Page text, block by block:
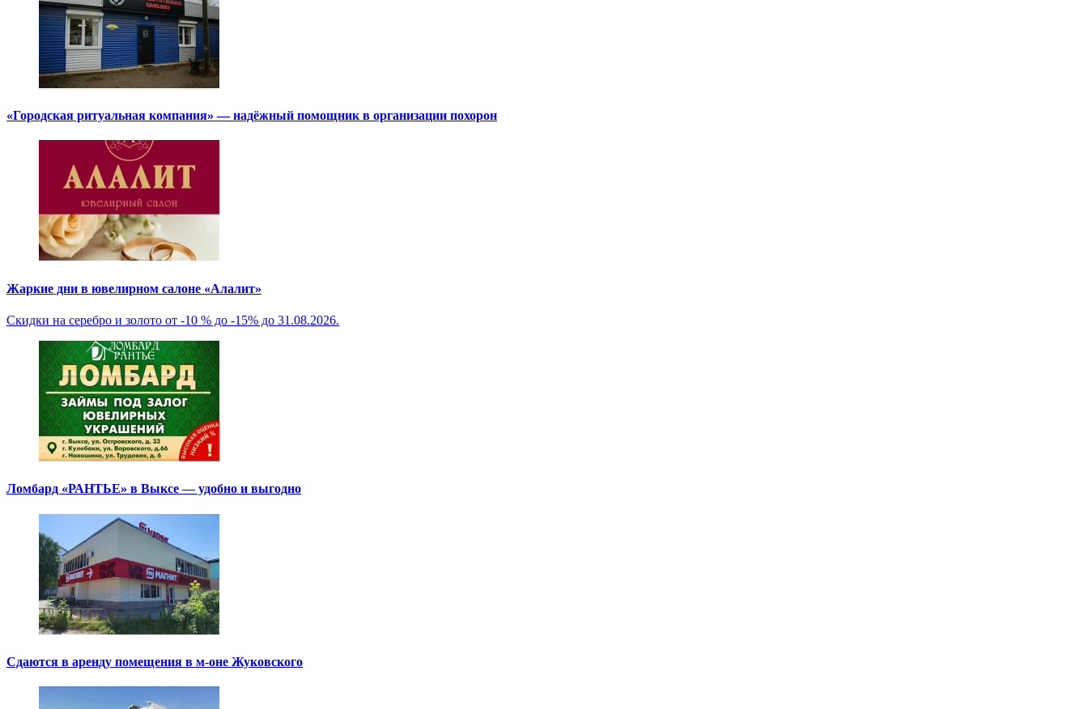
«Городская ритуальная компания» — надёжный помощник в организации похорон
Жаркие дни в ювелирном салоне «Алалит»
Скидки на серебро и золото от -10 % до -15% до 31.08.2026.
Ломбард «РАНТЬЕ» в Выксе — удобно и выгодно
Сдаются в аренду помещения в м-оне Жуковского